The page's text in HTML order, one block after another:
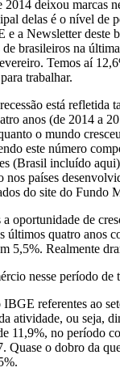
2014 deixou marcas
delas é o nível de
e a Newsletter deste
brasileiros na
Temos aí
trabalhar.
está refletida
anos (de 2014 a
o mundo
este número
(Brasil incluído
nos países
do site do Fundo
oportunidade de
últimos quatro anos
5,5%. Realmente
nesse período de
referentes ao
atividade, ou seja,
11,9%, no período
Quase o dobro da